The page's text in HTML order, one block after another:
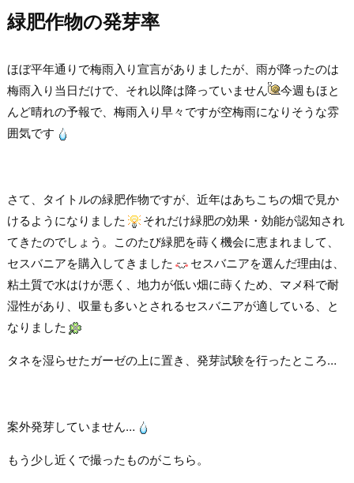
緑肥作物の発芽率
ほぼ平年通りで梅雨入り宣言がありましたが、雨が降ったのは
梅雨入り当日だけで、それ以降は降っていません
今週もほと
んど晴れの予報で、梅雨入り早々ですが空梅雨になりそうな雰
囲気です
さて、タイトルの緑肥作物ですが、近年はあちこちの畑で見か
けるようになりました
それだけ緑肥の効果・効能が認知され
てきたのでしょう。このたび緑肥を蒔く機会に恵まれまして、
セスバニアを購入してきました
セスバニアを選んだ理由は、
粘土質で水はけが悪く、地力が低い畑に蒔くため、マメ科で耐
湿性があり、収量も多いとされるセスバニアが適している、と
なりました
タネを湿らせたガーゼの上に置き、発芽試験を行ったところ…
案外発芽していません…
もう少し近くで撮ったものがこちら。